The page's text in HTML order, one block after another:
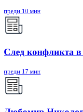
преди 10 мин
След конфликта в
преди 17 мин